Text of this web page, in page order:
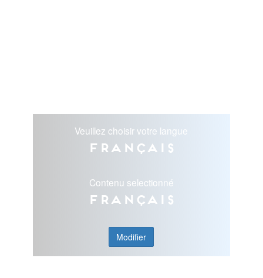
Veuillez choisir votre langue
Français
Contenu selectionné
Français
Modifier